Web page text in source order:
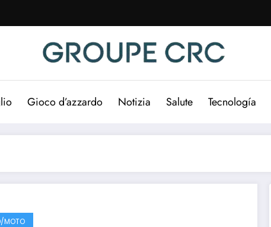
Gioco d’azzardo Notizia Salute Tecnología
MOTO